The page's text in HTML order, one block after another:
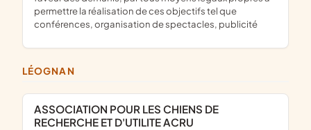
permettre la réalisation de ces objectifs tel que
conférences, organisation de spectacles, publicité
LÉOGNAN
ASSOCIATION POUR LES CHIENS DE
RECHERCHE ET D'UTILITE ACRU